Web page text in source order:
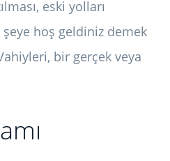
eski yolları
hoş geldiniz demek
bir gerçek veya